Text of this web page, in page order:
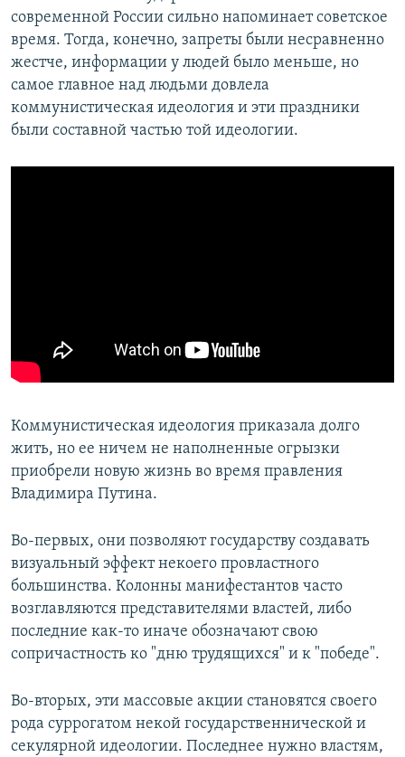
современной России сильно напоминает советское
время. Тогда, конечно, запреты были несравненно
жестче, информации у людей было меньше, но
самое главное над людьми довлела
коммунистическая идеология и эти праздники
были составной частью той идеологии.
Коммунистическая идеология приказала долго
жить, но ее ничем не наполненные огрызки
приобрели новую жизнь во время правления
Владимира Путина.
Во-первых, они позволяют государству создавать
визуальный эффект некоего провластного
большинства. Колонны манифестантов часто
возглавляются представителями властей, либо
последние как-то иначе обозначают свою
сопричастность ко "дню трудящихся" и к "победе".
Во-вторых, эти массовые акции становятся своего
рода суррогатом некой государственнической и
секулярной идеологии. Последнее нужно властям,